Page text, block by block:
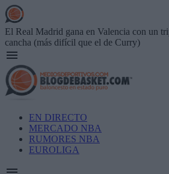
Skip
to
main
content
El Real Madrid gana en Valencia con un
cancha (más difícil que el de Curry)
Main
navigation
EN DIRECTO
MERCADO NBA
RUMORES NBA
EUROLIGA